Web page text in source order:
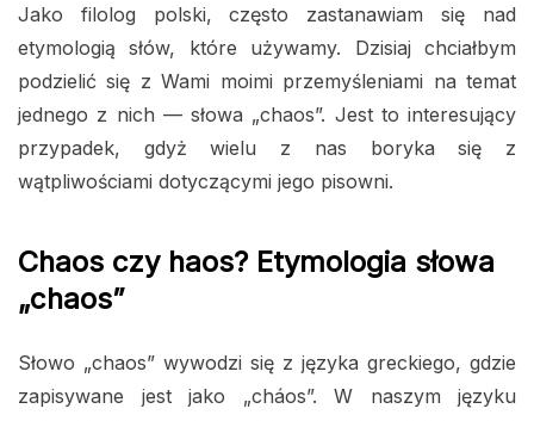
Jako filolog polski, często zastanawiam się nad
etymologią słów, które używamy. Dzisiaj chciałbym
podzielić się z Wami moimi przemyśleniami na temat
jednego z nich — słowa „chaos”. Jest to interesujący
przypadek, gdyż wielu z nas boryka się z
wątpliwościami dotyczącymi jego pisowni.
Chaos czy haos? Etymologia słowa
„chaos”
Słowo „chaos” wywodzi się z języka greckiego, gdzie
zapisywane jest jako „cháos”. W naszym języku